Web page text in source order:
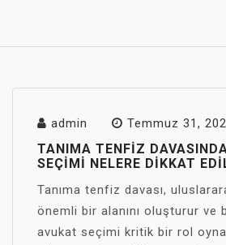
admin Temmuz 31,
TANIMA TENFIZ
SEÇIMI NELERE DIKKAT
Tanıma tenfiz davası,
önemli bir alanını oluşturur ve
avukat seçimi kritik bir rol